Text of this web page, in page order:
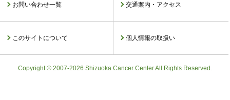
お問い合わせ一覧 交通案内・アクセス
このサイトについて 個人情報の取扱い
Copyright © 2007-2026 Shizuoka Cancer Center All Rights Reserved.